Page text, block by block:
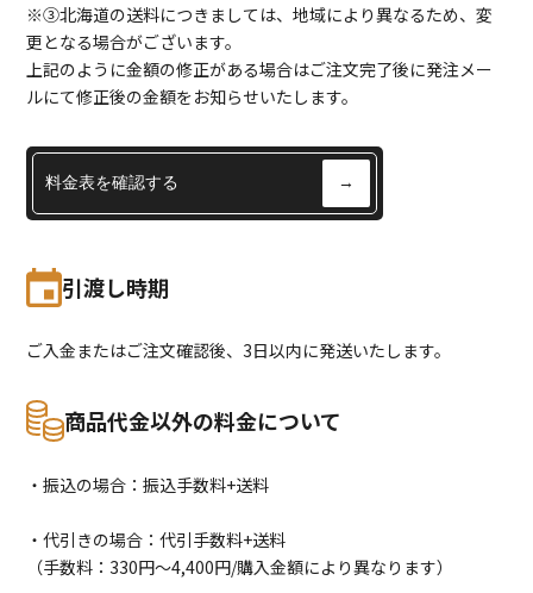
※③北海道の送料につきましては、地域により異なるため、変
更となる場合がございます。
上記のように金額の修正がある場合はご注文完了後に発注メー
ルにて修正後の金額をお知らせいたします。
料金表を確認する →
引渡し時期
ご入金またはご注文確認後、3日以内に発送いたします。
商品代金以外の料金について
・振込の場合：振込手数料+送料
・代引きの場合：代引手数料+送料
（手数料：330円〜4,400円/購入金額により異なります）